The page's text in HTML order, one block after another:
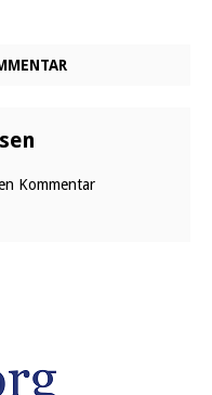
Kommentar